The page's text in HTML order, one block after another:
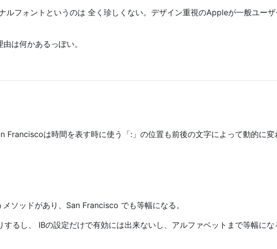
フォントというのは 全く珍しくない。デザイン重視のAppleが一般ユー
は何かあるっぽい。
Franciscoは時間を表す時に使う「:」の位置も前後の文字によって動的に
メソッドがあり、San Francisco でも等幅になる。
するし、 IBの設定だけで有効には出来ないし、アルファベットまで等幅に